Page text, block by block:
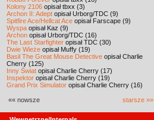
Kolony 2106 opisał tbxx (3)
Archon II: Adept opisał Urborg/TDC (9)
Spitfire Ace/Hellcat Ace opisał Farscape (9)
Wyspa opisał Kaz (9)
Archon opisał Urborg/TDC (16)
The Last Starfighter opisał TDC (30)
Dwie Wieże opisał Muffy (19)
Basil The Great Mouse Detective opisał Charlie
Cherry (125)
Inny Świat opisał Charlie Cherry (17)
Inspektor opisał Charlie Cherry (19)
Grand Prix Simulator opisał Charlie Cherry (16)
«« nowsze starsze »»